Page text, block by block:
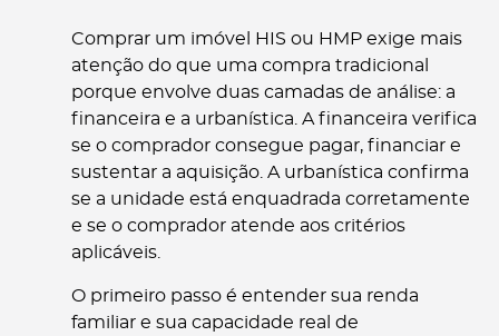
Comprar um imóvel HIS ou HMP exige mais
atenção do que uma compra tradicional
porque envolve duas camadas de análise: a
financeira e a urbanística. A financeira verifica
se o comprador consegue pagar, financiar e
sustentar a aquisição. A urbanística confirma
se a unidade está enquadrada corretamente
e se o comprador atende aos critérios
aplicáveis.
O primeiro passo é entender sua renda
familiar e sua capacidade real de